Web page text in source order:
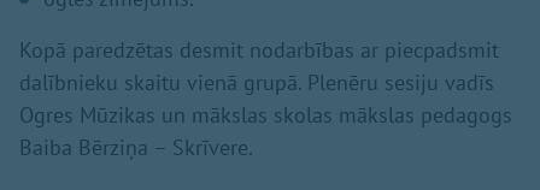
Kopā paredzētas desmit nodarbības ar piecpadsmit
dalībnieku skaitu vienā grupā. Plenēru sesiju vadīs
Ogres Mūzikas un mākslas skolas mākslas pedagogs
Baiba Bērziņa – Skrīvere.